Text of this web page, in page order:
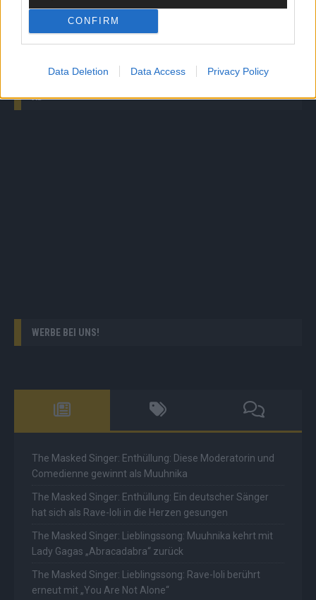
CONFIRM
Data Deletion Data Access Privacy Policy
Anziehen um abzukühlen? Das verspricht diese
tragbare Klimaanlage für 189,90€
AD
WERBE BEI UNS!
The Masked Singer: Enthüllung: Diese Moderatorin und
Comedienne gewinnt als Muuhnika
The Masked Singer: Enthüllung: Ein deutscher Sänger
hat sich als Rave-Ioli in die Herzen gesungen
The Masked Singer: Lieblingssong: Muuhnika kehrt mit
Lady Gagas „Abracadabra“ zurück
The Masked Singer: Lieblingssong: Rave-Ioli berührt
erneut mit „You Are Not Alone“